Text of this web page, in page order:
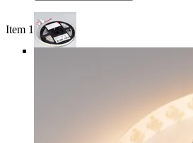
Item 1 of 3